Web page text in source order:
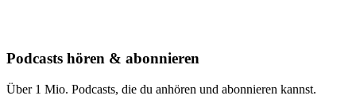
Podcasts hören & abonnieren
Über 1 Mio. Podcasts, die du anhören und abonnieren kannst.